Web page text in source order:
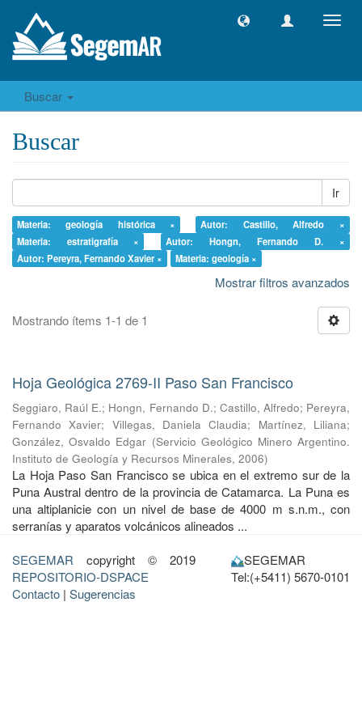
Buscar
Buscar
Ir
Materia: geología histórica ×
Autor: Castillo, Alfredo ×
Materia: estratigrafía ×
Autor: Hongn, Fernando D. ×
Autor: Pereyra, Fernando Xavier ×
Materia: geología ×
Mostrar filtros avanzados
Mostrando ítems 1-1 de 1
Hoja Geológica 2769-II Paso San Francisco
Seggiaro, Raúl E.; Hongn, Fernando D.; Castillo, Alfredo; Pereyra,
Fernando Xavier; Villegas, Daniela Claudia; Martínez, Liliana;
González, Osvaldo Edgar (Servicio Geológico Minero Argentino.
Instituto de Geología y Recursos Minerales, 2006)
La Hoja Paso San Francisco se ubica en el extremo sur de la
Puna Austral dentro de la provincia de Catamarca. La Puna es
una altiplanicie con un nivel de base de 4000 m s.n.m., con
serranías y aparatos volcánicos alineados ...
SEGEMAR copyright © 2019
REPOSITORIO-DSPACE
Contacto | Sugerencias
SEGEMAR
Tel:(+5411) 5670-0101